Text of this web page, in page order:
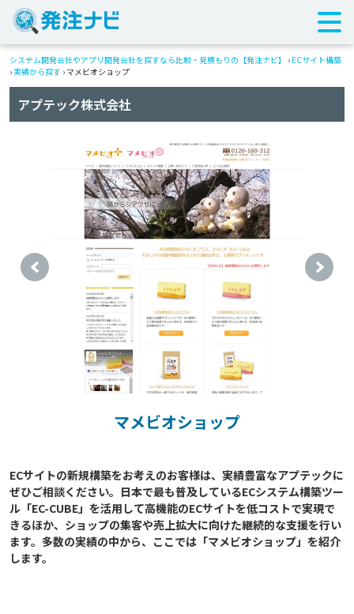
システム開発会社やアプリ開発会社を探すなら比較・見積もりの【発注ナビ】 › ECサイト構築
› 実績から探す › マメビオショップ
アプテック株式会社
マメビオショップ
ECサイトの新規構築をお考えのお客様は、実績豊富なアプテックに
ぜひご相談ください。日本で最も普及しているECシステム構築ツー
ル「EC-CUBE」を活用して高機能のECサイトを低コストで実現で
きるほか、ショップの集客や売上拡大に向けた継続的な支援を行い
ます。多数の実績の中から、ここでは「マメビオショップ」を紹介
します。